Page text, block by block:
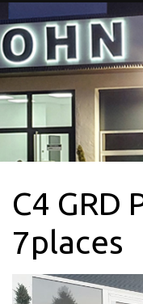
JOHN AUTO
NOS VÉHICULES
NOS UTILITAIRES
VÉHICULE 9PL.
LOCATION
CONTACTEZ-
CARTE GRISE
C4 GRD
7places